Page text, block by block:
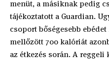
menüt, a másiknak pedig
tájékoztatott a Guardian.
csoport bőségesebb
mellőzött 700 kalóriát
az étkezés során. A